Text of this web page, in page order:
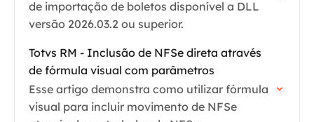
de importação de boletos disponível a DLL
versão 2026.03.2 ou superior.
Totvs RM - Inclusão de NFSe direta através
de fórmula visual com parâmetros
Esse artigo demonstra como utilizar fórmula
visual para incluir movimento de NFSe